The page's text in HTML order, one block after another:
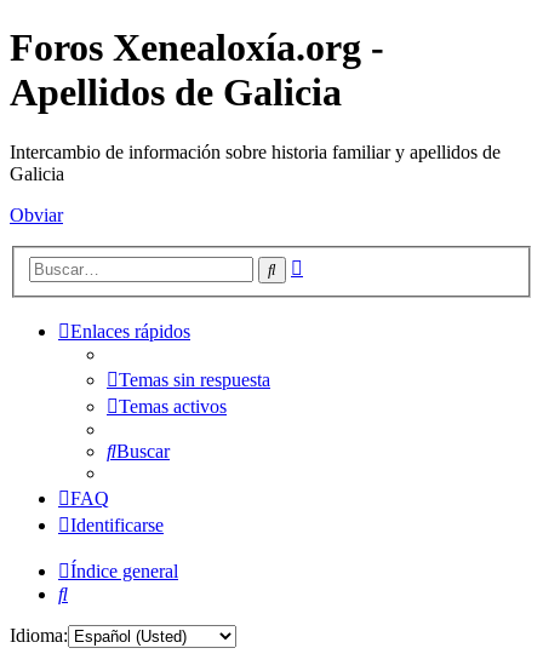
Foros Xenealoxía.org -
Apellidos de Galicia
Intercambio de información sobre historia familiar y apellidos de
Galicia
Obviar
Buscar
Enlaces rápidos
Temas sin respuesta
Temas activos
Buscar
FAQ
Identificarse
Índice general
Buscar
Idioma: